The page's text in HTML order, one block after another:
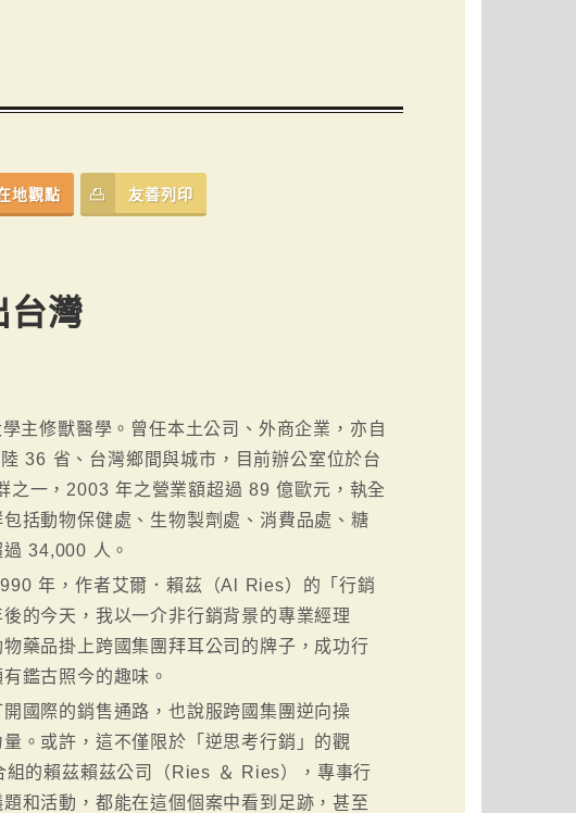
地觀點 友善列印
台灣
主修獸醫學。曾任本土公司、外商企業，亦自
36 省、台灣鄉間與城市，目前辦公室位於台
之一，2003 年之營業額超過 89 億歐元，執全
括動物保健處、生物製劑處、消費品處、糖
34,000 人。
年，作者艾爾．賴茲（Al Ries）的「行銷
的今天，我以一介非行銷背景的專業經理
藥品掛上跨國集團拜耳公司的牌子，成功行
鑑古照今的趣味。
國際的銷售通路，也說服跨國集團逆向操
。或許，這不僅限於「逆思考行銷」的觀
的賴茲賴茲公司（Ries ＆ Ries），專事行
和活動，都能在這個個案中看到足跡，甚至